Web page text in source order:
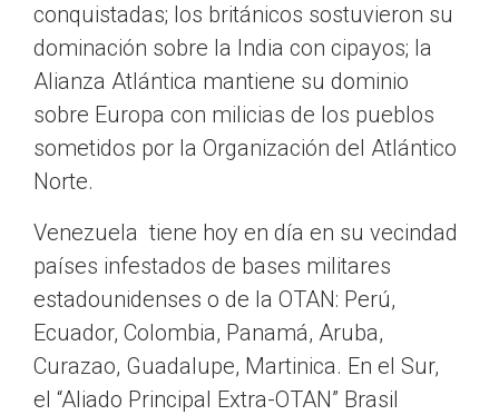
conquistadas; los británicos sostuvieron su
dominación sobre la India con cipayos; la
Alianza Atlántica mantiene su dominio
sobre Europa con milicias de los pueblos
sometidos por la Organización del Atlántico
Norte.
Venezuela tiene hoy en día en su vecindad
países infestados de bases militares
estadounidenses o de la OTAN: Perú,
Ecuador, Colombia, Panamá, Aruba,
Curazao, Guadalupe, Martinica. En el Sur,
el “Aliado Principal Extra-OTAN” Brasil